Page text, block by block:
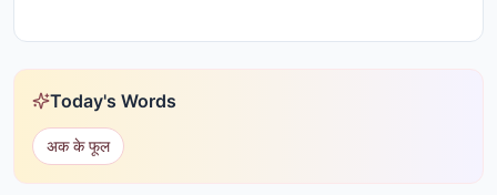
Today's Words
अक के फूल